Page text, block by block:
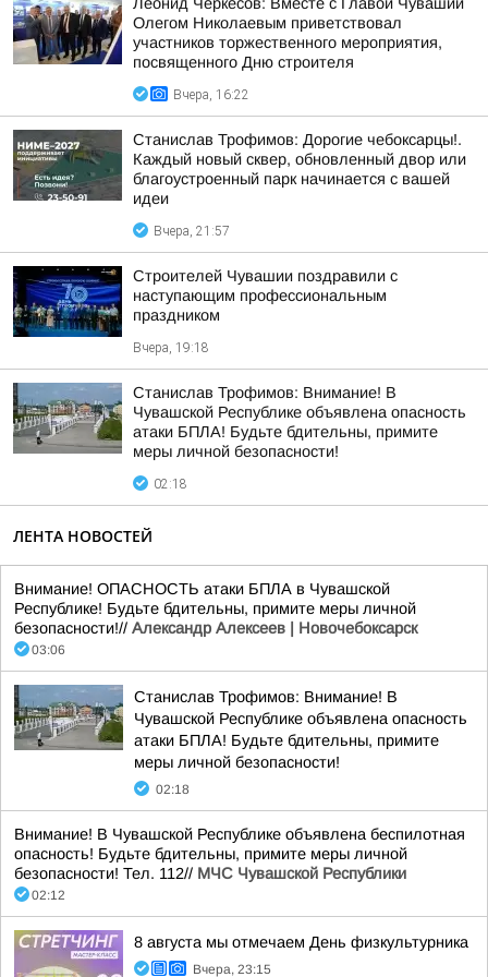
Олегом Николаевым приветствовал
участников торжественного мероприятия,
посвященного Дню строителя
Вчера, 16:22
Станислав Трофимов: Дорогие чебоксарцы!.
Каждый новый сквер, обновленный двор или
благоустроенный парк начинается с вашей
идеи
Вчера, 21:57
Строителей Чувашии поздравили с
наступающим профессиональным
праздником
Вчера, 19:18
Станислав Трофимов: Внимание! В
Чувашской Республике объявлена опасность
атаки БПЛА! Будьте бдительны, примите
меры личной безопасности!
02:18
ЛЕНТА НОВОСТЕЙ
Внимание! ОПАСНОСТЬ атаки БПЛА в Чувашской
Республике! Будьте бдительны, примите меры личной
безопасности!// Александр Алексеев | Новочебоксарск
03:06
Станислав Трофимов: Внимание! В
Чувашской Республике объявлена опасность
атаки БПЛА! Будьте бдительны, примите
меры личной безопасности!
02:18
Внимание! В Чувашской Республике объявлена беспилотная
опасность! Будьте бдительны, примите меры личной
безопасности! Тел. 112// МЧС Чувашской Республики
02:12
8 августа мы отмечаем День физкультурника
Вчера, 23:15